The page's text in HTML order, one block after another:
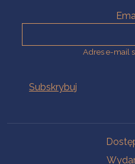
Adres e-mail